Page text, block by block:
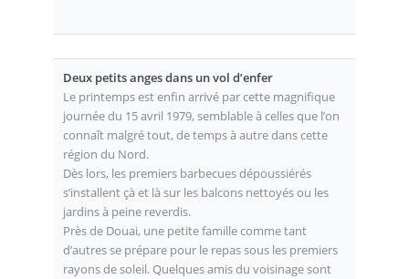
Deux petits anges dans un vol d’enfer
Le printemps est enfin arrivé par cette magnifique
journée du 15 avril 1979, semblable à celles que l’on
connaît malgré tout, de temps à autre dans cette
région du Nord.
Dès lors, les premiers barbecues dépoussiérés
s’installent çà et là sur les balcons nettoyés ou les
jardins à peine reverdis.
Près de Douai, une petite famille comme tant
d’autres se prépare pour le repas sous les premiers
rayons de soleil. Quelques amis du voisinage sont